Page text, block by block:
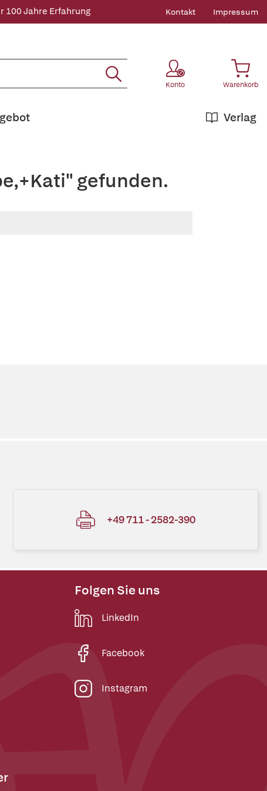
100 Jahre Erfahrung Kontakt Impressum
Konto Warenkorb
Verlag
gefunden.
+49 711 - 2582-390
Folgen Sie uns
LinkedIn
Facebook
Instagram